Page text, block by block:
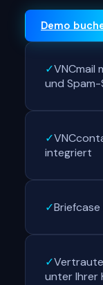
Demo
✓VNCmail
und
✓
integriert
✓
✓
unter Ihrer